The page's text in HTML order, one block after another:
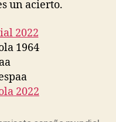
un acierto.